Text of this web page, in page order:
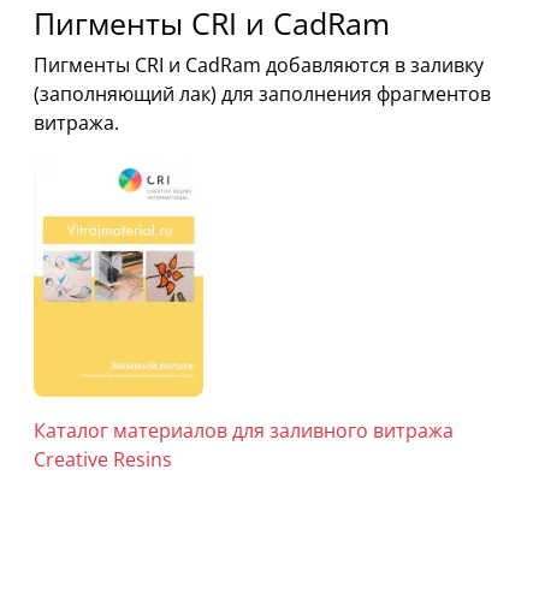
Пигменты CRI и CadRam
Пигменты CRI и CadRam добавляются в заливку
(заполняющий лак) для заполнения фрагментов
витража.
Каталог материалов для заливного витража
Creative Resins